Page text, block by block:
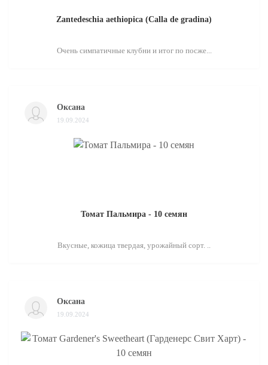
Zantedeschia aethiopica (Calla de gradina)
Очень симпатичные клубни и итог по посже...
Оксана
19.09.2024
Томат Пальмира - 10 семян
Вкусные, кожица твердая, урожайный сорт. ..
Оксана
19.09.2024